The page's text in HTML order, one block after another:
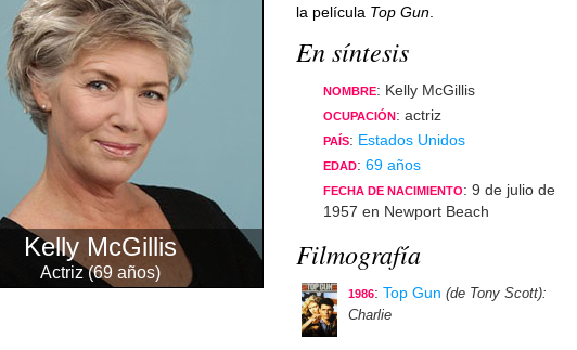
Kelly McGillis
Actriz (69 años)
la película Top Gun
En síntesis
NOMBRE: Kelly McGillis
OCUPACIÓN: actriz
PAÍS: Estados Unidos
EDAD: 69 años
FECHA DE NACIMIENTO: 9 de julio de
1957 en Newport Beach
Filmografía
1986: Top Gun (de Tony Scott):
Charlie